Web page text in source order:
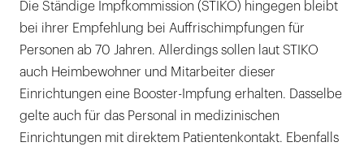
Die Ständige Impfkommission (STIKO) hingegen bleibt
bei ihrer Empfehlung bei Auffrischimpfungen für
Personen ab 70 Jahren. Allerdings sollen laut STIKO
auch Heimbewohner und Mitarbeiter dieser
Einrichtungen eine Booster-Impfung erhalten. Dasselbe
gelte auch für das Personal in medizinischen
Einrichtungen mit direktem Patientenkontakt. Ebenfalls